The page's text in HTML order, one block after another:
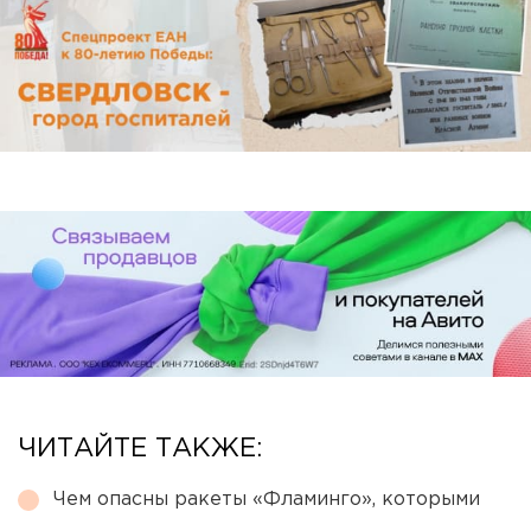
ЧИТАЙТЕ ТАКЖЕ:
Чем опасны ракеты «Фламинго», которыми